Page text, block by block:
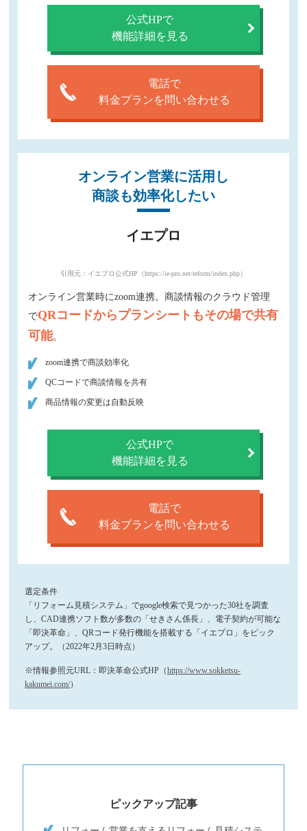
公式HPで
機能詳細を見る
電話で
料金プランを問い合わせる
オンライン営業に活用し
商談も効率化したい
イエプロ
引用元：イエプロ公式HP（https://ie-pro.net/reform/index.php）
オンライン営業時にzoom連携。商談情報のクラウド管理
でQRコードからプランシートもその場で共有
可能。
zoom連携で商談効率化
QCコードで商談情報を共有
商品情報の変更は自動反映
公式HPで
機能詳細を見る
電話で
料金プランを問い合わせる
選定条件
「リフォーム見積システム」でgoogle検索で見つかった30社を調査
し、CAD連携ソフト数が多数の「せきさん係長」、電子契約が可能な
「即決革命」、QRコード発行機能を搭載する「イエプロ」をピック
アップ。（2022年2月3日時点）
※情報参照元URL：即決革命公式HP（https://www.sokketsu-
kakumei.com/）
ピックアップ記事